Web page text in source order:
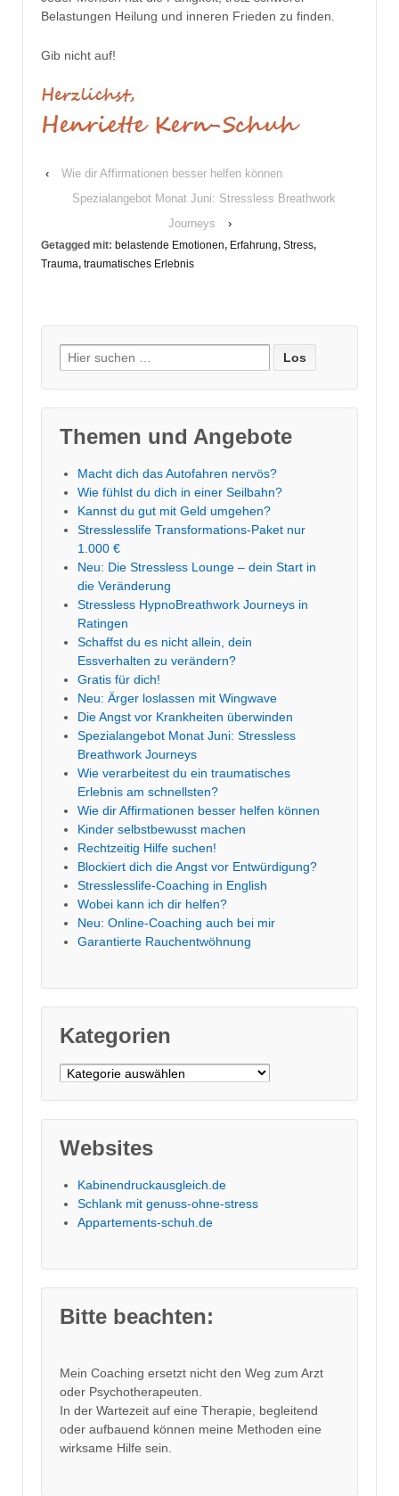
Belastungen Heilung und inneren Frieden zu finden.
Gib nicht auf!
‹
Wie dir Affirmationen besser helfen können
Spezialangebot Monat Juni: Stressless Breathwork
Journeys
›
Getagged mit: belastende Emotionen, Erfahrung, Stress,
Trauma, traumatisches Erlebnis
Suche
nach:
Themen und Angebote
Macht dich das Autofahren nervös?
Wie fühlst du dich in einer Seilbahn?
Kannst du gut mit Geld umgehen?
Stresslesslife Transformations-Paket nur
1.000 €
Neu: Die Stressless Lounge – dein Start in
die Veränderung
Stressless HypnoBreathwork Journeys in
Ratingen
Schaffst du es nicht allein, dein
Essverhalten zu verändern?
Gratis für dich!
Neu: Ärger loslassen mit Wingwave
Die Angst vor Krankheiten überwinden
Spezialangebot Monat Juni: Stressless
Breathwork Journeys
Wie verarbeitest du ein traumatisches
Erlebnis am schnellsten?
Wie dir Affirmationen besser helfen können
Kinder selbstbewusst machen
Rechtzeitig Hilfe suchen!
Blockiert dich die Angst vor Entwürdigung?
Stresslesslife-Coaching in English
Wobei kann ich dir helfen?
Neu: Online-Coaching auch bei mir
Garantierte Rauchentwöhnung
Kategorien
Kategorien
Websites
Kabinendruckausgleich.de
Schlank mit genuss-ohne-stress
Appartements-schuh.de
Bitte beachten:
Mein Coaching ersetzt nicht den Weg zum Arzt
oder Psychotherapeuten.
In der Wartezeit auf eine Therapie, begleitend
oder aufbauend können meine Methoden eine
wirksame Hilfe sein.